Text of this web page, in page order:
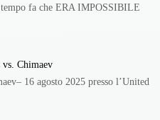
fa che ERA IMPOSSIBILE
Chimaev
16 agosto 2025 presso l’United